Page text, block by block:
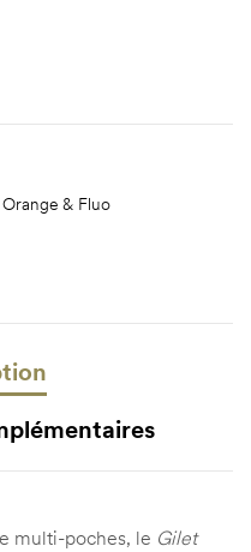
& Fluo
multi-poches, le Gilet